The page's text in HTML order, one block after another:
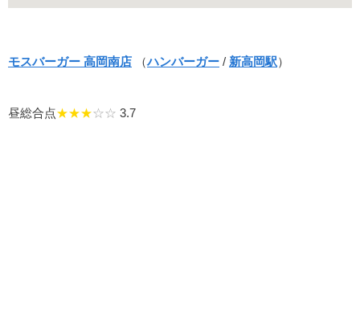
モスバーガー 高岡南店 （ハンバーガー / 新高岡駅）
昼総合点★★★☆☆ 3.7